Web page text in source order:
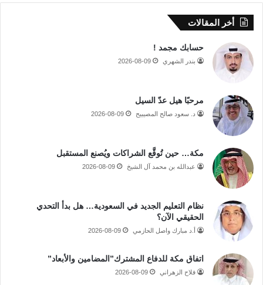
أخر المقالات
حسابك مجمد !
بندر الشهري 2026-08-09
مرحبًا هيل عدّ السيل
د. سعود صالح المصيبيح 2026-08-09
مكة… حين تُوقَّع الشراكات ويُصنع المستقبل
عبدالله بن محمد آل الشيخ 2026-08-09
نظام التعليم الجديد في السعودية… هل بدأ التحدي
الحقيقي الآن؟
أ.د مبارك واصل الحازمي 2026-08-09
اتفاق مكة للدفاع المشترك”المضامين والأبعاد”
فلاح الزهراني 2026-08-09